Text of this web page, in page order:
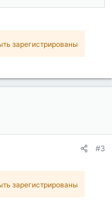
зарегистрированы
#3
зарегистрированы